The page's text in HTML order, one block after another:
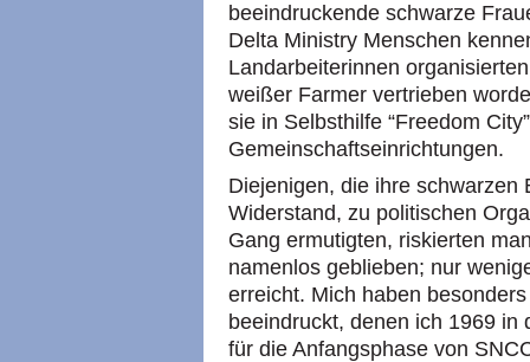
beeindruckende schwarze
Delta Ministry Menschen
Landarbeiterinnen
weißer Farmer vertrieben
sie in Selbsthilfe “Freedom
Gemeinschaftseinrichtungen.
Diejenigen, die ihre schwarzen
Widerstand, zu politischen
Gang ermutigten, riskierten
namenlos geblieben; nur
erreicht. Mich haben
beeindruckt, denen ich 1969 in
für die Anfangsphase von